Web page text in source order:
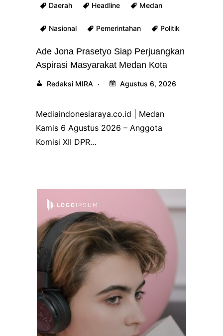
Daerah Headline Medan
Nasional Pemerintahan Politik
Ade Jona Prasetyo Siap Perjuangkan
Aspirasi Masyarakat Medan Kota
Redaksi MIRA Agustus 6, 2026
Mediaindonesiaraya.co.id | Medan
Kamis 6 Agustus 2026 – Anggota
Komisi XII DPR…